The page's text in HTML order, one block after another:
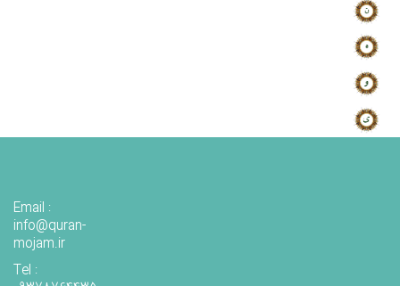
Email :
info@quran-
mojam.ir
Tel :